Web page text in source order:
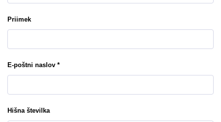
Priimek
E-poštni naslov *
Hišna številka